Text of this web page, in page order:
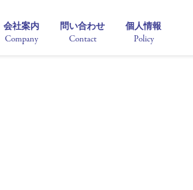
会社案内
Company
問い合わせ
Contact
個人情報
Policy